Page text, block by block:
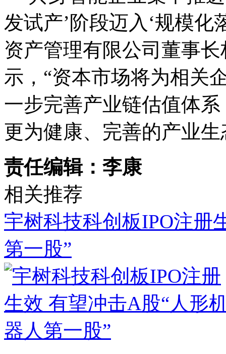
发试产’阶段迈入‘规模化
资产管理有限公司董事
示，“资本市场将为相关
一步完善产业链估值体
更为健康、完善的产业生
责任编辑：李康
相关推荐
宇树科技科创板IPO注册
第一股”